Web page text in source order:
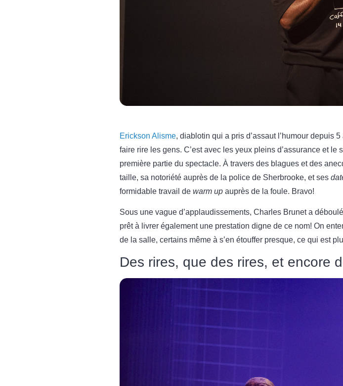
Erickson Alisme, diablotin qui a pris d’assaut l’humour depuis
faire rire les gens. C’est avec les yeux pleins d’assurance et
première partie du spectacle. À travers des blagues et des
taille, sa notoriété auprès de la police de Sherbrooke, et ses
formidable travail de warm up auprès de la foule. Bravo!
Sous une vague d’applaudissements, Charles Brunet a
prêt à livrer également une prestation digne de ce nom! On
de la salle, certains même à s’en étouffer presque, ce qui est
Des rires, que des rires, et encore